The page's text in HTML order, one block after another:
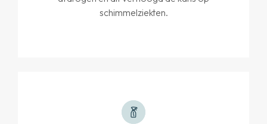
schimmelziekten.